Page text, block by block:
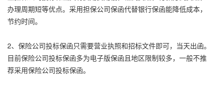
办理周期短等优点。采用担保公司保函代替银行保函能降低成本，
节约时间。
2、保险公司投标保函只需要营业执照和招标文件即可，当天出函。
目前保险公司投标保函多为电子版保函且地区限制较多，一般不推
荐采用保险公司投标保函。